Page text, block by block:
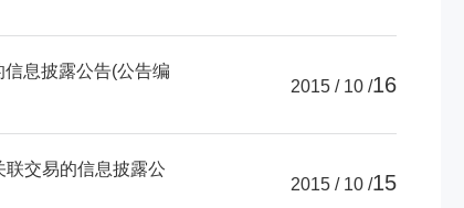
息披露公告(公告编
2015 / 10 /16
交易的信息披露公
2015 / 10 /15